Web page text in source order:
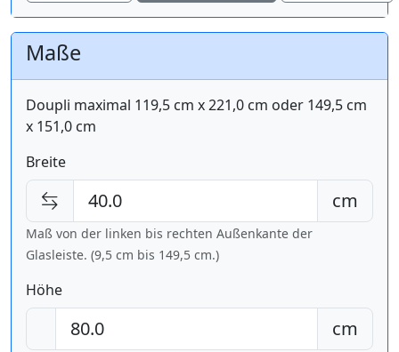
Maße
Doupli maximal 119,5 cm x 221,0 cm oder 149,5 cm
x 151,0 cm
Breite
cm
Maß von der linken bis rechten Außenkante der
Glasleiste. (9,5 cm bis 149,5 cm.)
Höhe
cm